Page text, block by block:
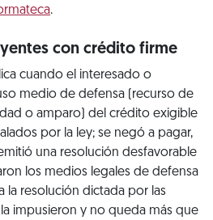
.
con crédito firme
cuando el interesado o
medio de defensa (recurso de
o amparo) del crédito exigible
por la ley; se negó a pagar,
una resolución desfavorable
los medios legales de defensa
resolución dictada por las
impusieron y no queda más que